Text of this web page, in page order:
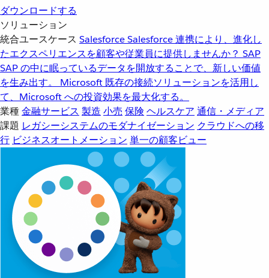
ダウンロードする
ソリューション
統合ユースケース SalesforceSalesforce 連携により、進化し
たエクスペリエンスを顧客や従業員に提供しませんか？ SAP
SAP の中に眠っているデータを開放することで、新しい価値
を生み出す。
Microsoft 既存の接続ソリューションを活用し
て、Microsoft への投資効果を最大化する。
業種金融サービス 製造 小売 保険 ヘルスケア 通信・メディア
課題 レガシーシステムのモダナイゼーション クラウドへの移
行 ビジネスオートメーション 単一の顧客ビュー